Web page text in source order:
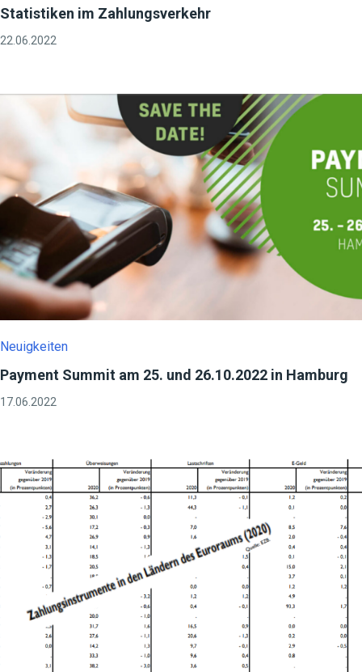
Statistiken im Zahlungsverkehr
22.06.2022
Neuigkeiten
Payment Summit am 25. und 26.10.2022 in Hamburg
17.06.2022